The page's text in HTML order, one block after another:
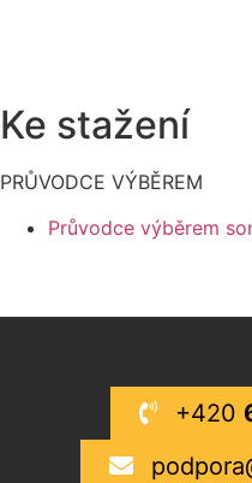
Ke stažení
PRŮVODCE VÝBĚREM
Průvodce výběrem
+420